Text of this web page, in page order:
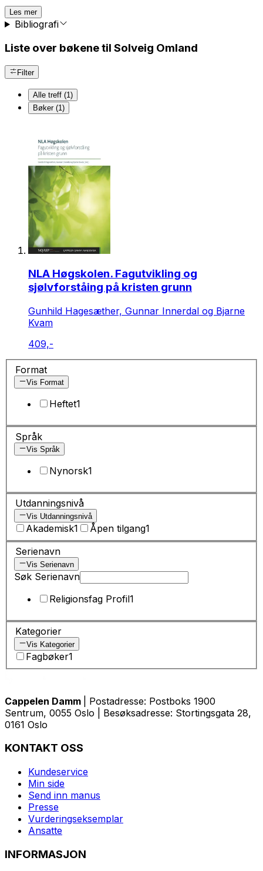
Les mer
Bibliografi
Liste over bøkene til Solveig Omland
Filter
Alle treff (1)
Bøker (1)
NLA Høgskolen. Fagutvikling og
sjølvforståing på kristen grunn
Gunhild Hagesæther, Gunnar Innerdal og Bjarne
Kvam
409,-
Format
Vis Format
Heftet1
Språk
Vis Språk
Nynorsk1
Utdanningsnivå
Vis Utdanningsnivå
Akademisk1 Åpen tilgang1
Serienavn
Vis Serienavn
Søk Serienavn
Religionsfag Profil1
Kategorier
Vis Kategorier
Fagbøker1
Cappelen Damm
| Postadresse: Postboks 1900
Sentrum, 0055 Oslo | Besøksadresse: Stortingsgata 28,
0161 Oslo
KONTAKT OSS
Kundeservice
Min side
Send inn manus
Presse
Vurderingseksemplar
Ansatte
INFORMASJON